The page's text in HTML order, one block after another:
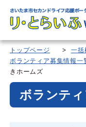
トップページ >一括
ボランティア募集情報一
きホームズ
ボランテ